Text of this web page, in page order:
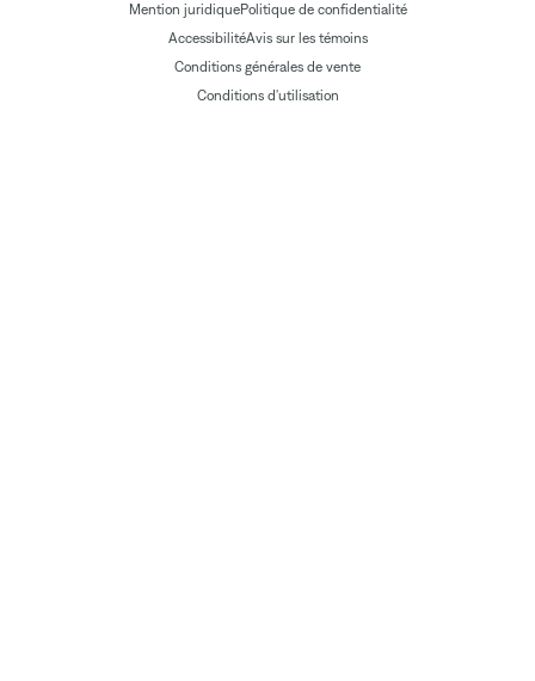
Mention juridiquePolitique de confidentialité
AccessibilitéAvis sur les témoins
Conditions générales de vente
Conditions d'utilisation